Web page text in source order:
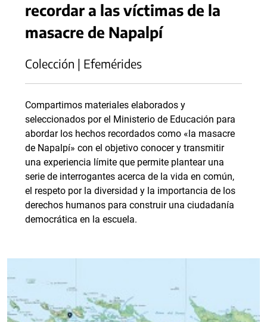
recordar a las víctimas de la
masacre de Napalpí
Colección | Efemérides
Compartimos materiales elaborados y
seleccionados por el Ministerio de Educación para
abordar los hechos recordados como «la masacre
de Napalpí» con el objetivo conocer y transmitir
una experiencia límite que permite plantear una
serie de interrogantes acerca de la vida en común,
el respeto por la diversidad y la importancia de los
derechos humanos para construir una ciudadanía
democrática en la escuela.